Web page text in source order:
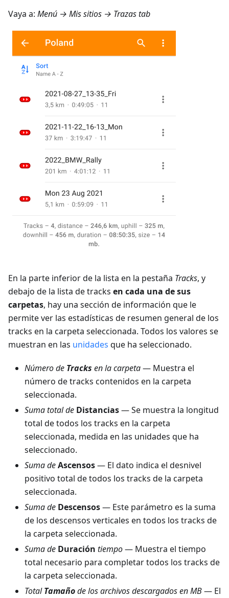
Vaya a: Menú → Mis sitios → Trazastab
En la parte inferior de la lista en la pestaña Tracks, y
debajo de la lista de tracks en cada una de sus
carpetas, hay una sección de información que le
permite ver las estadísticas de resumen general de los
tracks en la carpeta seleccionada. Todos los valores se
muestran en las unidades que ha seleccionado.
Número de Tracks en la carpeta— Muestra el
número de tracks contenidos en la carpeta
seleccionada.
Suma total de Distancias— Se muestra la longitud
total de todos los tracks en la carpeta
seleccionada, medida en las unidades que ha
seleccionado.
Suma deAscensos— El dato indica el desnivel
positivo total de todos los tracks de la carpeta
seleccionada.
Suma de Descensos— Este parámetro es la suma
de los descensos verticales en todos los tracks de
la carpeta seleccionada.
Suma de Duración tiempo— Muestra el tiempo
total necesario para completar todos los tracks de
la carpeta seleccionada.
TotalTamañode los archivos descargados en MB— El